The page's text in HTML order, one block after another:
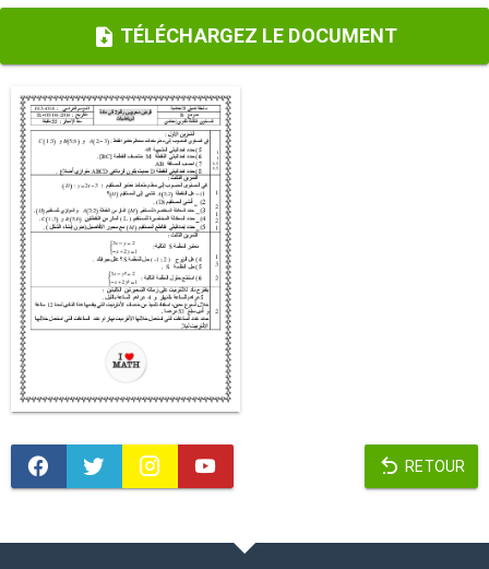
TÉLÉCHARGEZ LE DOCUMENT
RETOUR